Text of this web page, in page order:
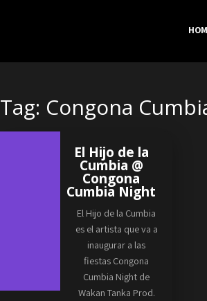
Tag: Congona
El Hijo de la
Cumbia @
Congona
Cumbia Night
El Hijo de la Cumbia
es el artista que va a
inaugurar a las
fiestas Congona
Cumbia Night de
Wakan Tanka Prod.